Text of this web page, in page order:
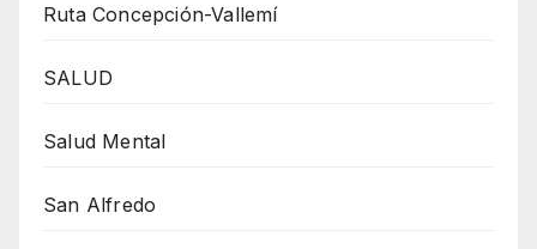
Ruta Concepción-Vallemí
SALUD
Salud Mental
San Alfredo